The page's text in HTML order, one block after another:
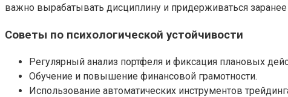
важно вырабатывать дисциплину и придерживаться
Советы по психологической устойчивости
Регулярный анализ портфеля и фиксация плановых
Обучение и повышение финансовой грамотности.
Использование автоматических инструментов